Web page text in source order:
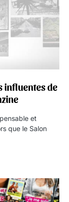
influentes de
et
que le Salon